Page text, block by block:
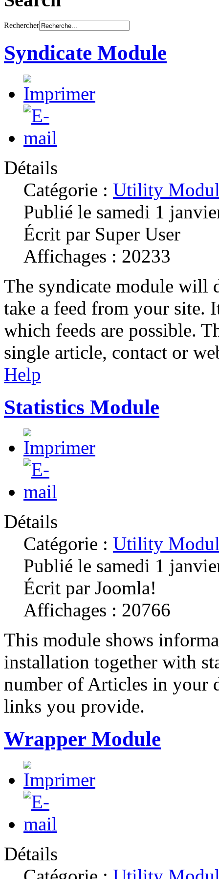
Rechercher
Syndicate Module
Détails
Catégorie : Utility
Publié le samedi 1
Écrit par Super User
Affichages : 20233
The syndicate module will
take a feed from your
which feeds are possible.
single article, contact or
Help
Statistics Module
Détails
Catégorie : Utility
Publié le samedi 1
Écrit par Joomla!
Affichages : 20766
This module shows
installation together with
number of Articles in your
links you provide.
Wrapper Module
Détails